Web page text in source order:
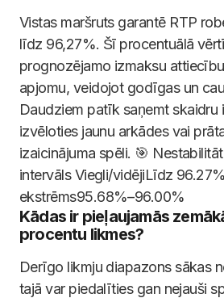
Vistas maršruts garantē RTP
līdz 96,27%. Šī procentuālā
prognozējamo izmaksu
apjomu, veidojot godīgas un
Daudziem patīk saņemt skaidru
izvēloties jaunu arkādes vai
izaicinājuma spēli. 🎯
intervāls Viegli/vidējiLīdz
ekstrēms95.68%–96.00%
Kādas ir pieļaujamās
procentu likmes?
Derīgo likmju diapazons sākas
tajā var piedalīties gan nejauši